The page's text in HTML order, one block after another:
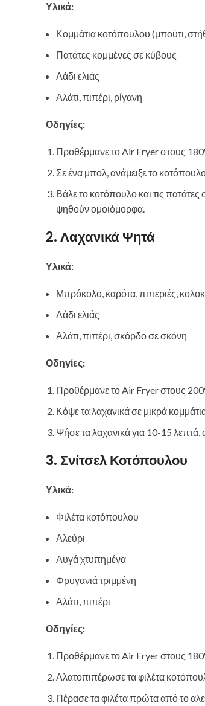
Υλικά:
Κομμάτια κοτόπουλου (μπούτι,
Πατάτες κομμένες σε κύβους
Λάδι ελιάς
Αλάτι, πιπέρι, ρίγανη
Οδηγίες:
Προθέρμανε το Air Fryer στους
Σε ένα μπολ, ανάμειξε το
Βάλε το κοτόπουλο και τις
ψηθούν ομοιόμορφα.
2. Λαχανικά Ψητά
Υλικά:
Μπρόκολο, καρότα, πιπεριές,
Λάδι ελιάς
Αλάτι, πιπέρι, σκόρδο σε σκόνη
Οδηγίες:
Προθέρμανε το Air Fryer στους
Κόψε τα λαχανικά σε μικρά
Ψήσε τα λαχανικά για 10-15 λεπτά,
3. Σνίτσελ Κοτόπουλου
Υλικά:
Φιλέτα κοτόπουλου
Αλεύρι
Αυγά χτυπημένα
Φρυγανιά τριμμένη
Αλάτι, πιπέρι
Οδηγίες:
Προθέρμανε το Air Fryer στους
Αλατοπιπέρωσε τα φιλέτα
Πέρασε τα φιλέτα πρώτα από το